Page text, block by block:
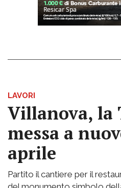
LAVORI
Villanova, la
messa a
aprile
Partito il cantiere per il